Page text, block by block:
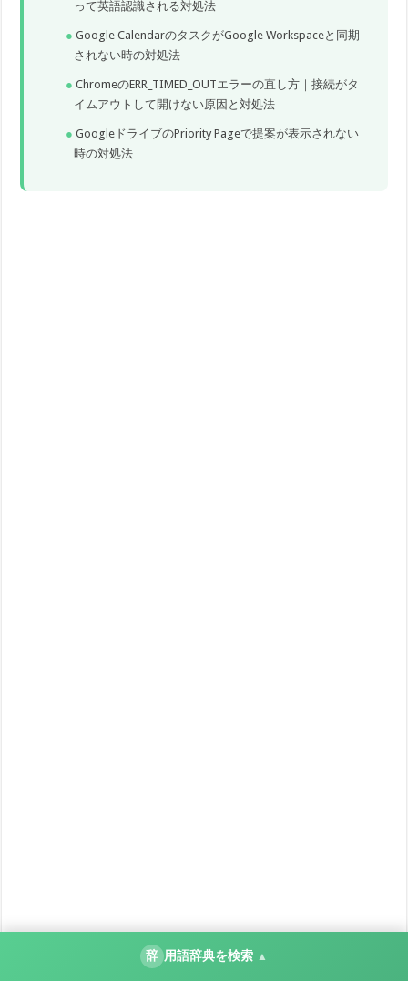
って英語認識される対処法
Google CalendarのタスクがGoogle Workspaceと同期
されない時の対処法
ChromeのERR_TIMED_OUTエラーの直し方｜接続がタ
イムアウトして開けない原因と対処法
GoogleドライブのPriority Pageで提案が表示されない
時の対処法
辞 用語辞典を検索 ▲